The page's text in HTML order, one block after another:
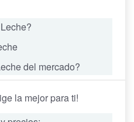
del mercado?
la mejor para ti!